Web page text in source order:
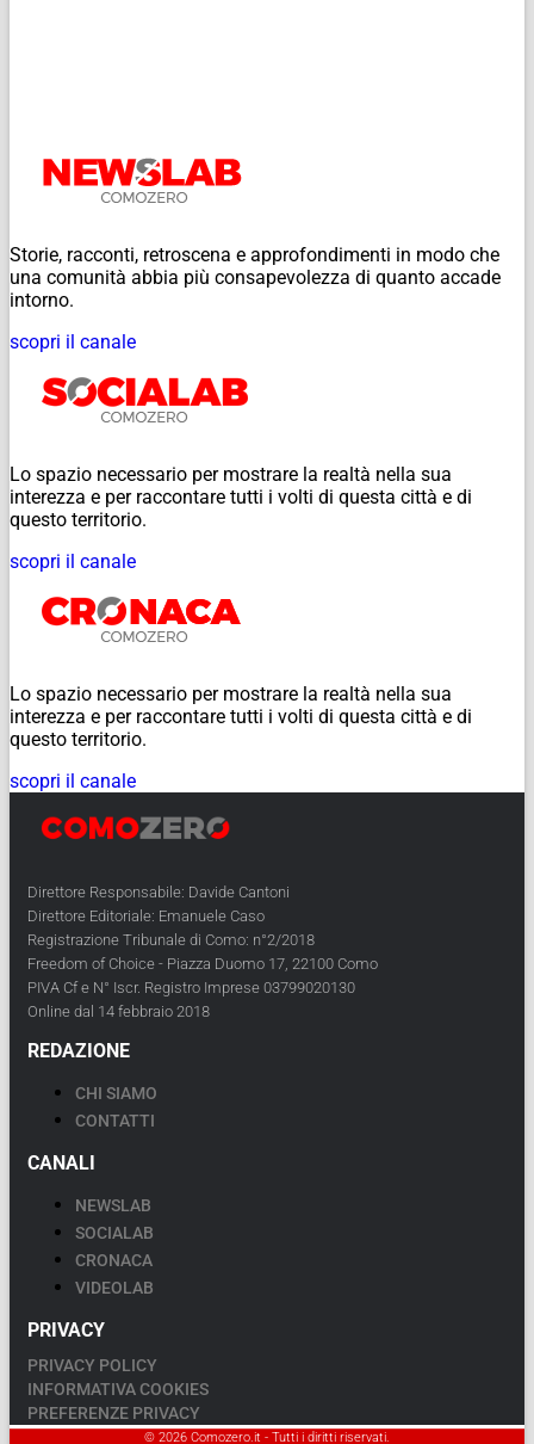
Storie, racconti, retroscena e approfondimenti in modo che
una comunità abbia più consapevolezza di quanto accade
intorno.
scopri il canale
Lo spazio necessario per mostrare la realtà nella sua
interezza e per raccontare tutti i volti di questa città e di
questo territorio.
scopri il canale
Lo spazio necessario per mostrare la realtà nella sua
interezza e per raccontare tutti i volti di questa città e di
questo territorio.
scopri il canale
Direttore Responsabile: Davide Cantoni
Direttore Editoriale: Emanuele Caso
Registrazione Tribunale di Como: n°2/2018
Freedom of Choice - Piazza Duomo 17, 22100 Como
PIVA Cf e N° Iscr. Registro Imprese 03799020130
Online dal 14 febbraio 2018
REDAZIONE
CHI SIAMO
CONTATTI
CANALI
NEWSLAB
SOCIALAB
CRONACA
VIDEOLAB
PRIVACY
PRIVACY POLICY
INFORMATIVA COOKIES
PREFERENZE PRIVACY
© 2026 Comozero.it - Tutti i diritti riservati.